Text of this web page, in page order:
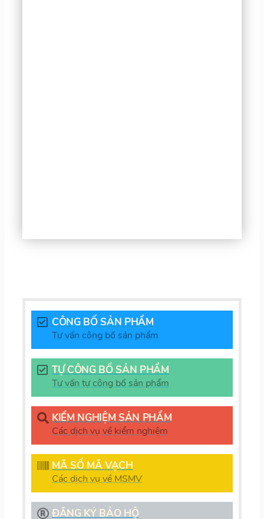
CÔNG BỐ SẢN PHẨM
Tư vấn công bố sản phẩm
TỰ CÔNG BỐ SẢN PHẨM
Tư vấn tự công bố sản phẩm
KIỂM NGHIỆM SẢN PHẨM
Các dịch vụ về kiểm nghiệm
MÃ SỐ MÃ VẠCH
Các dịch vụ về MSMV
ĐĂNG KÝ BẢO HỘ